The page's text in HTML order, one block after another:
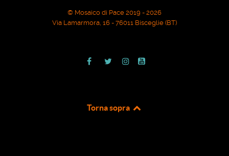
© Mosaico di Pace 2019 - 2026
Via Lamarmora, 16 - 76011 Bisceglie (BT)
Torna sopra